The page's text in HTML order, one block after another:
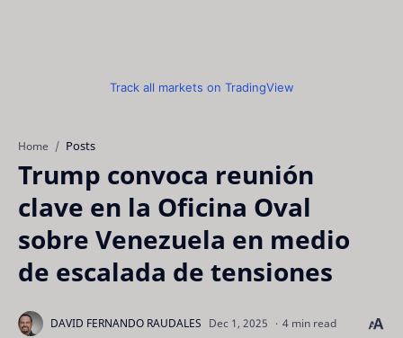
Track all markets on TradingView
Home Posts
Trump convoca reunión
clave en la Oficina Oval
sobre Venezuela en medio
de escalada de tensiones
4 min read